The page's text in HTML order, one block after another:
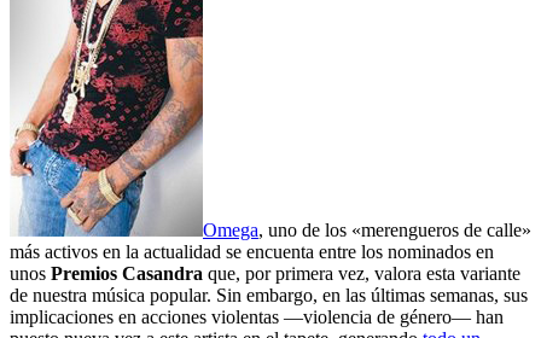
Omega, uno de los «merengueros de calle»
más activos en la actualidad se encuenta entre los nominados en
unos Premios Casandra que, por primera vez, valora esta variante
de nuestra música popular. Sin embargo, en las últimas semanas, sus
implicaciones en acciones violentas —violencia de género— han